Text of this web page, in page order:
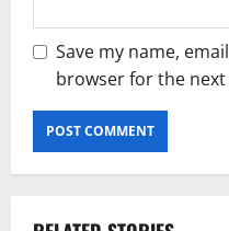
Save my name,
browser for the